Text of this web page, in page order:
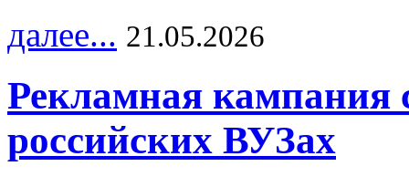
далее... 21.05.2026
Рекламная кампания
российских ВУЗах